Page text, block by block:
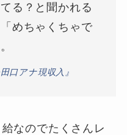
る？と聞かれる
めちゃくちゃで
口アナ現収入』
なのでたくさんレ